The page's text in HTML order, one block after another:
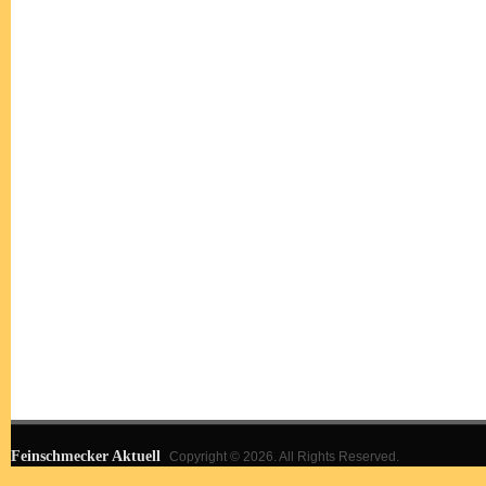
Feinschmecker Aktuell Copyright © 2026. All Rights Reserved.